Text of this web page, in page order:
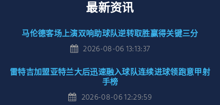
最新资讯
马伦德客场上演双响助球队逆转取胜赢得关键三分
2026-08-06 13:13:37
雷特吉加盟亚特兰大后迅速融入球队连续进球领跑意甲射
手榜
2026-08-06 12:29:59